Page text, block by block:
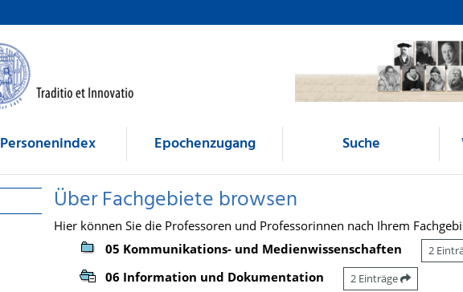
Personenindex Epochenzugang Suche
Über Fachgebiete browsen
Hier können Sie die Professoren und Professorinnen nach Ihrem
05 Kommunikations- und Medienwissenschaften
2
06 Information und Dokumentation 2 Einträge